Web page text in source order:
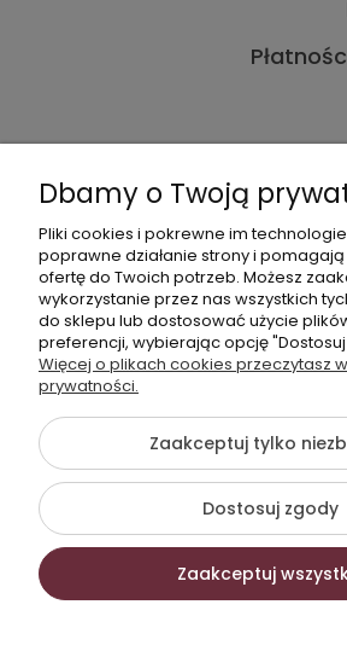
Kontakt
Dane kontaktowe
603377506
sklep@komfort-biuro.pl
Nasz Facebook
©2026 Wszelkie Prawa Zastrzeżone |
meble biurowe
Szablon Flex by
Dbamy o Twoją
Pliki cookies i pokrewne im
poprawne działanie strony i
ofertę do Twoich potrzeb. Możesz
wykorzystanie przez nas wszystkich
do sklepu lub dostosować użycie
preferencji, wybierając opcję
Więcej o plikach cookies przeczytasz
prywatności.
Zaakceptuj tylko
Dostosuj zgody
Zaakceptuj